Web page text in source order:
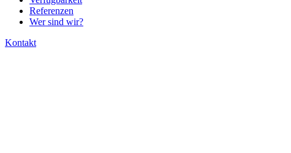
Referenzen
Wer sind wir?
Kontakt